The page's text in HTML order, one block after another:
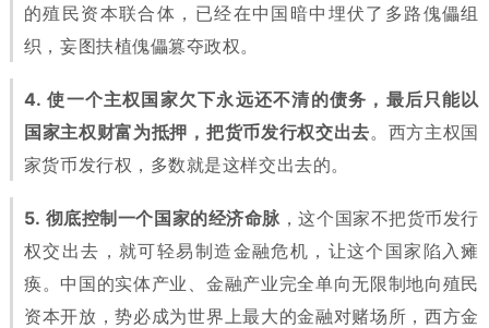
的殖民资本联合体，已经在中国暗中埋伏了多路傀儡组
织，妄图扶植傀儡篡夺政权。
4. 使一个主权国家欠下永远还不清的债务，最后只能以
国家主权财富为抵押，把货币发行权交出去。西方主权国
家货币发行权，多数就是这样交出去的。
5. 彻底控制一个国家的经济命脉 ，这个国家不把货币发行
权交出去，就可轻易制造金融危机，让这个国家陷入瘫
痪。中国的实体产业、金融产业完全单向无限制地向殖民
资本开放，势必成为世界上最大的金融对赌场所，西方金